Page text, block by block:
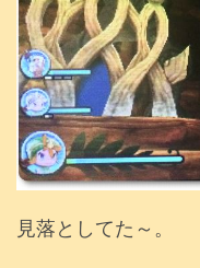
見落としてた～。